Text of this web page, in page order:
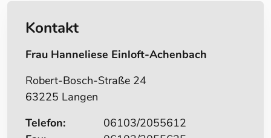
Kontakt
Frau Hanneliese Einloft-Achenbach
Robert-Bosch-Straße 24
63225 Langen
Telefon:
06103/2055612